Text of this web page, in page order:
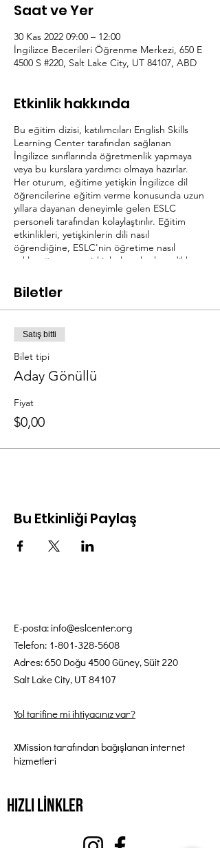
Saat ve Yer
30 Kas 2022 09:00 – 12:00
İngilizce Becerileri Öğrenme Merkezi, 650 E
4500 S #220, Salt Lake City, UT 84107, ABD
Etkinlik hakkında
Bu eğitim dizisi, katılımcıları English Skills
Learning Center tarafından sağlanan
İngilizce sınıflarında öğretmenlik yapmaya
veya bu kurslara yardımcı olmaya hazırlar.
Her oturum, eğitime yetişkin İngilizce dil
öğrencilerine eğitim verme konusunda uzun
yıllara dayanan deneyimle gelen ESLC
personeli tarafından kolaylaştırılır. Eğitim
etkinlikleri, yetişkinlerin dili nasıl
öğrendiğine, ESLC'nin öğretime nasıl
yaklaştığına ve yetişkinlerle çalışırken dikkat
Eğitimdeki her aktivite aynı zamanda
uygulamalı, ilgi çekici ve tartışma odaklı bir
sınıfta ESLC'nin değer verdiği öğrenme
aktivitesi türlerini modellemek için bir
fırsattır.
Biletler
Satış bitti
Bilet tipi
Aday Gönüllü
Fiyat
$0,00
Bu Etkinliği Paylaş
E-posta:info@eslcenter.org
Telefon: 1-801-328-5608
Adres: 650 Doğu 4500 Güney, Süit 220
Salt Lake City, UT 84107
Yol tarifine mi ihtiyacınız var?
XMission tarafından bağışlanan internet
hizmetleri
Hızlı Linkler